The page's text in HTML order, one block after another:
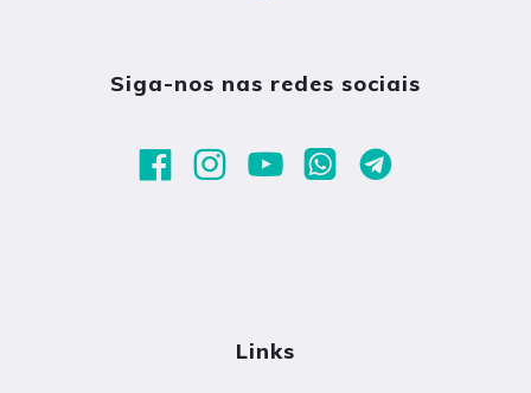
Siga-nos nas redes sociais
Links